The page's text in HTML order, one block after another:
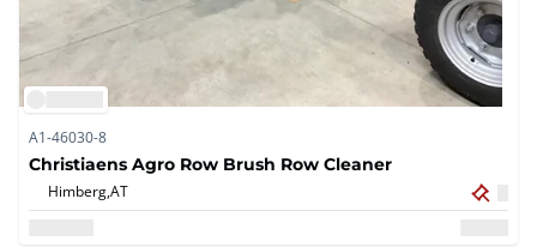
A1-46030-8
Christiaens Agro Row Brush Row Cleaner
Himberg,AT